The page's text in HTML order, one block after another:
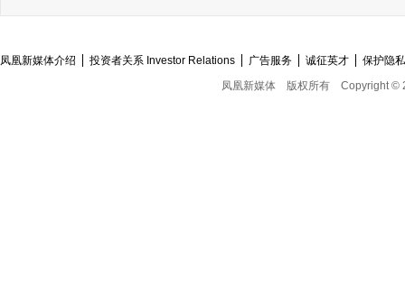
凤凰新媒体介绍 投资者关系 Investor Relations 广告服务 诚征英才
保护隐
凤凰新媒体
版权所有 Copyright ©